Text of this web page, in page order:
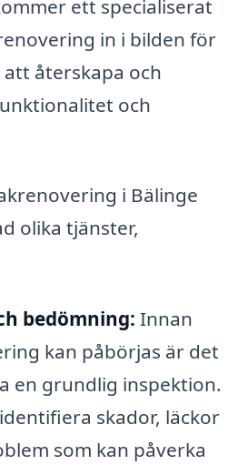
ett specialiserat
in i bilden för
återskapa och
och
i Bälinge
olika tjänster,
bedömning: Innan
kan påbörjas är det
en grundlig inspektion.
skador, läckor
som kan påverka